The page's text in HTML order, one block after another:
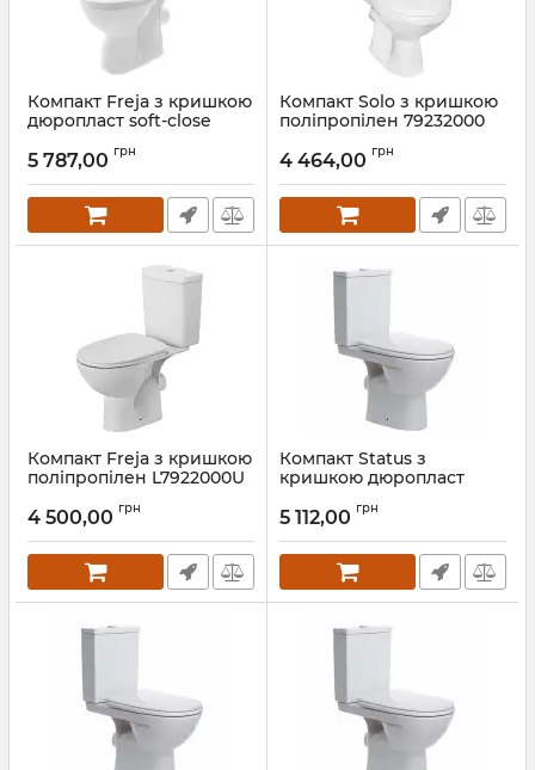
Компакт Freja з кришкою
дюропласт soft-close
Артикул:L7922100U
5 787,00 грн
Компакт Solo з кришкою
поліпропілен 79232000
Артикул:79232000
4 464,00 грн
Компакт Freja з кришкою
поліпропілен L7922000U
Артикул:L7922000U
4 500,00 грн
Компакт Status з
кришкою дюропласт
Артикул:2396050UA
5 112,00 грн